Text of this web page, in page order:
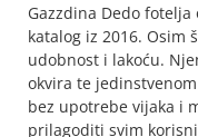
Gazzdina Dedo
katalog iz 2016. Osim
udobnost i lakoću.
okvira te
bez upotrebe vijaka i
prilagoditi svim